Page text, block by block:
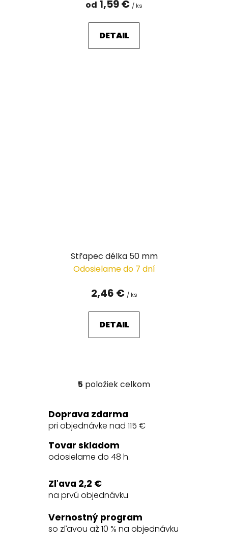
od 1,59 € / ks
DETAIL
Střapec délka 50 mm
Odosielame do 7 dní
2,46 € / ks
DETAIL
O
l
á
a
c
p
r
v
k
y
5 položiek celkom
Doprava zdarma
pri objednávke nad 115 €
Tovar skladom
odosielame do 48 h.
Zľava 2,2 €
na prvú objednávku
Vernostný program
so zľavou až 10 % na objednávku